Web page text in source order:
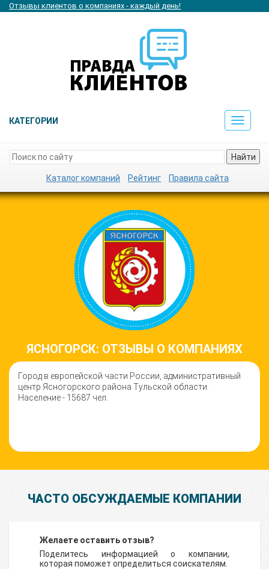
Отзывы клиентов о компаниях - каждый день!
КАТЕГОРИИ
Toggle
Найти
Каталог компаний Рейтинг Правила сайта
ЯСНОГОРСК: ОТЗЫВЫ О КОМПАНИЯХ
Город в европейской части России, административный
центр Ясногорского района Тульской области.
Население - 15687 чел.
ЧАСТО ОБСУЖДАЕМЫЕ КОМПАНИИ
Желаете оставить отзыв?
Поделитесь информацией о компании,
которая поможет определиться соискателям.